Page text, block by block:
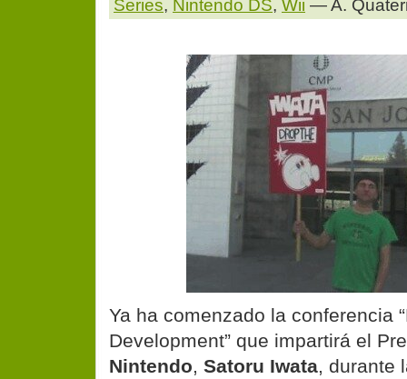
Series, Nintendo DS, Wii — A.
Ya ha comenzado la conferencia
Development” que impartirá el
Nintendo, Satoru Iwata, durante